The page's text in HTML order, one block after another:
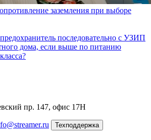
заземления при выборе
последовательно с УЗИП
дома, если выше по питанию
пр. 147, офис 17Н
Техподдержка